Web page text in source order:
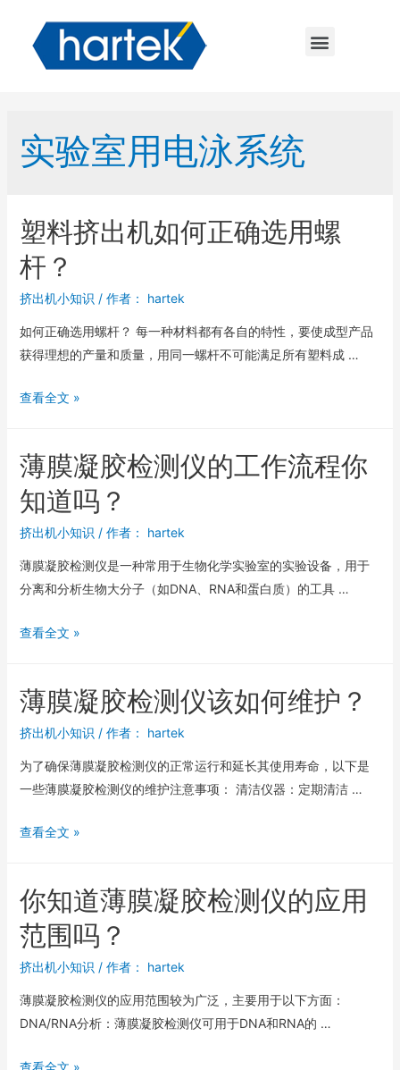
实验室用电泳系统
塑料挤出机如何正确选用螺
杆？
挤出机小知识 / 作者： hartek
如何正确选用螺杆？ 每一种材料都有各自的特性，要使成型产品
获得理想的产量和质量，用同一螺杆不可能满足所有塑料成 …
查看全文 »
薄膜凝胶检测仪的工作流程你
知道吗？
挤出机小知识 / 作者： hartek
薄膜凝胶检测仪是一种常用于生物化学实验室的实验设备，用于
分离和分析生物大分子（如DNA、RNA和蛋白质）的工具 …
查看全文 »
薄膜凝胶检测仪该如何维护？
挤出机小知识 / 作者： hartek
为了确保薄膜凝胶检测仪的正常运行和延长其使用寿命，以下是
一些薄膜凝胶检测仪的维护注意事项： 清洁仪器：定期清洁 …
查看全文 »
你知道薄膜凝胶检测仪的应用
范围吗？
挤出机小知识 / 作者： hartek
薄膜凝胶检测仪的应用范围较为广泛，主要用于以下方面：
DNA/RNA分析：薄膜凝胶检测仪可用于DNA和RNA的 …
查看全文 »